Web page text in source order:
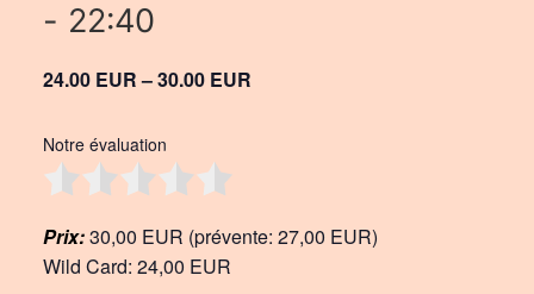
- 22:40
24.00 EUR – 30.00 EUR
Notre évaluation
Prix:30,00 EUR (prévente: 27,00 EUR)
Wild Card: 24,00 EUR